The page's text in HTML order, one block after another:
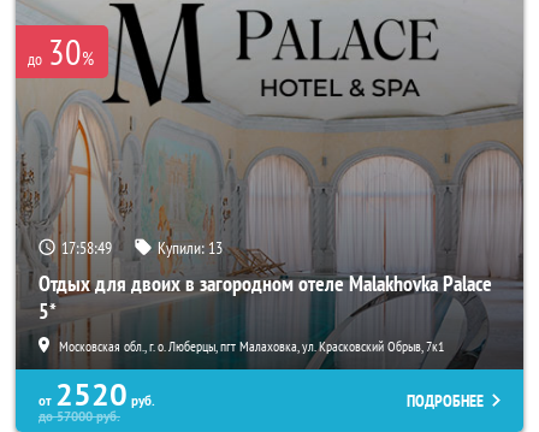
до 30%
17:58:49 Купили: 13
Отдых для двоих в загородном отеле Malakhovka Palace
5*
Московская обл., г. о. Люберцы, пгт Малаховка, ул. Красковский Обрыв, 7к1
от 2520 руб.
до57000руб.
ПОДРОБНЕЕ